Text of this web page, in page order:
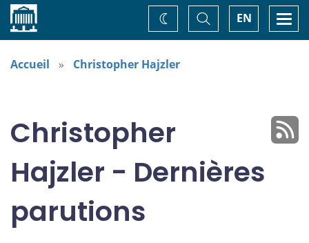
Accueil EN
Basculer
la
recherche
Changez
de
thème
Accueil Christopher Hajzler
Christopher
Hajzler - Dernières
parutions